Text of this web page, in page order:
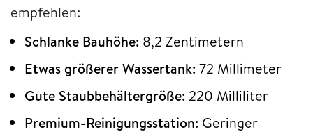
empfehlen:
Schlanke Bauhöhe: 8,2 Zentimetern
Etwas größerer Wassertank: 72 Millimeter
Gute Staubbehältergröße: 220 Milliliter
Premium-Reinigungsstation: Geringer